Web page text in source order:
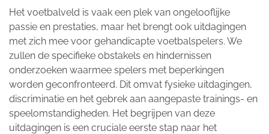
Het voetbalveld is vaak een plek van ongelooflijke
passie en prestaties, maar het brengt ook uitdagingen
met zich mee voor gehandicapte voetbalspelers. We
zullen de specifieke obstakels en hindernissen
onderzoeken waarmee spelers met beperkingen
worden geconfronteerd. Dit omvat fysieke uitdagingen,
discriminatie en het gebrek aan aangepaste trainings- en
speelomstandigheden. Het begrijpen van deze
uitdagingen is een cruciale eerste stap naar het